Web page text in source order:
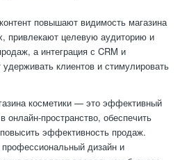
повышают видимость магазина
привлекают целевую аудиторию и
а интеграция с CRM и
клиентов и стимулировать
косметики — это эффективный
онлайн-пространство, обеспечить
эффективность продаж.
дизайн и